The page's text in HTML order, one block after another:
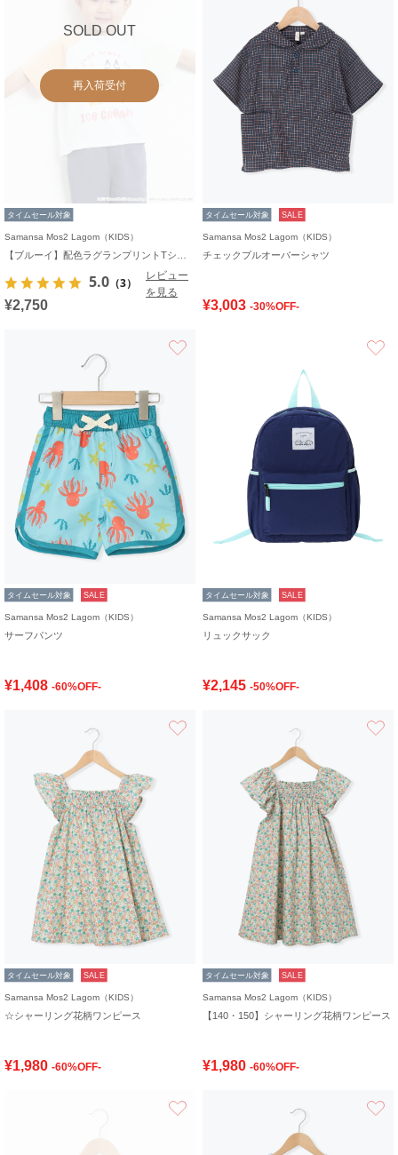
SOLD OUT
再入荷受付
タイムセール対象
Samansa Mos2 Lagom（KIDS）
5.0 （3）
レビュー
を見る
¥2,750
タイムセール対象 SALE
Samansa Mos2 Lagom（KIDS）
チェックプルオーバーシャツ
¥3,003 -30%OFF-
タイムセール対象 SALE
Samansa Mos2 Lagom（KIDS）
サーフパンツ
¥1,408 -60%OFF-
タイムセール対象 SALE
Samansa Mos2 Lagom（KIDS）
リュックサック
¥2,145 -50%OFF-
タイムセール対象 SALE
Samansa Mos2 Lagom（KIDS）
☆シャーリング花柄ワンピース
¥1,980 -60%OFF-
タイムセール対象 SALE
Samansa Mos2 Lagom（KIDS）
【140・150】シャーリング花柄ワンピース
¥1,980 -60%OFF-